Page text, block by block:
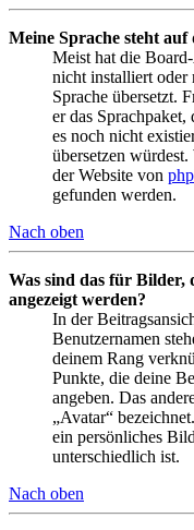
Meine Sprache steht
Meist hat die
nicht installiert oder
Sprache übersetzt.
er das
es noch nicht
übersetzen
der Website von
gefunden werden.
Nach oben
Was sind das für Bilder,
angezeigt werden?
In der
Benutzernamen
deinem Rang
Punkte, die deine
angeben. Das
„Avatar“
ein persönliches
unterschiedlich ist.
Nach oben